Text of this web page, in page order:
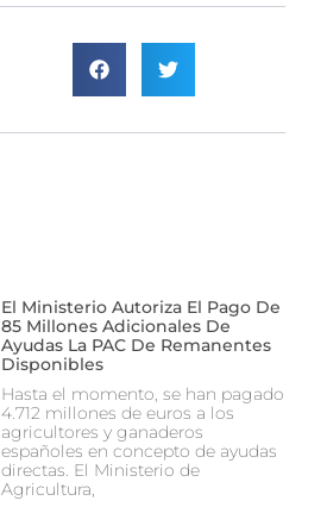
El Ministerio Autoriza El Pago De
85 Millones Adicionales De
Ayudas La PAC De Remanentes
Disponibles
Hasta el momento, se han pagado
4.712 millones de euros a los
agricultores y ganaderos
españoles en concepto de ayudas
directas. El Ministerio de
Agricultura,